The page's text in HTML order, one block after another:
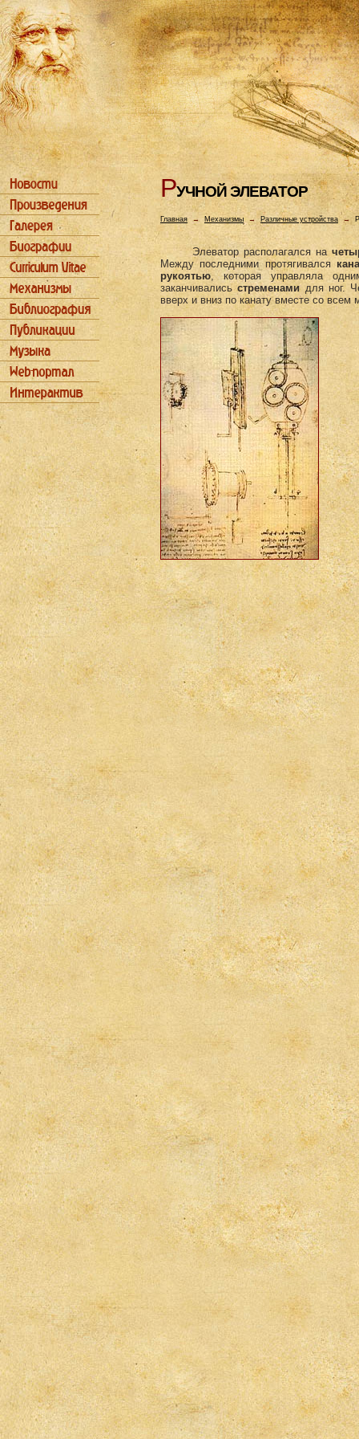
РУЧHОЙ ЭЛЕВАТОР
Главная→ Механизмы →Различные устройства →
Элеватор располагался на
Между последними протягивался
рукоятью, которая управляла
заканчивалисьстременамидля ног.
вверх и вниз по канату вместе со всем